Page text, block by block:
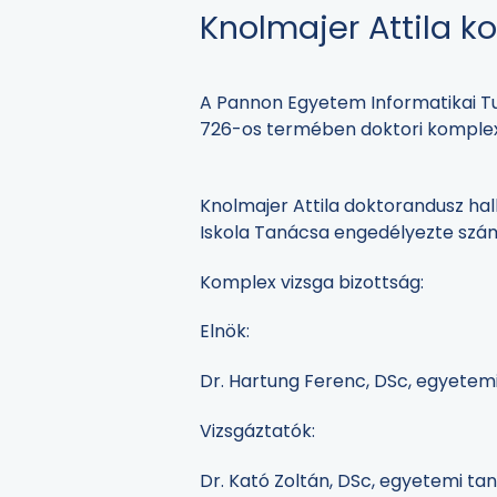
Knolmajer Attila
A Pannon Egyetem Informatikai
726-os termében doktori
Knolmajer Attila doktorandusz
Iskola Tanácsa engedélyezte
Komplex vizsga bizottság:
Elnök:
Dr. Hartung Ferenc, DSc,
Vizsgáztatók:
Dr. Kató Zoltán, DSc, egyetemi